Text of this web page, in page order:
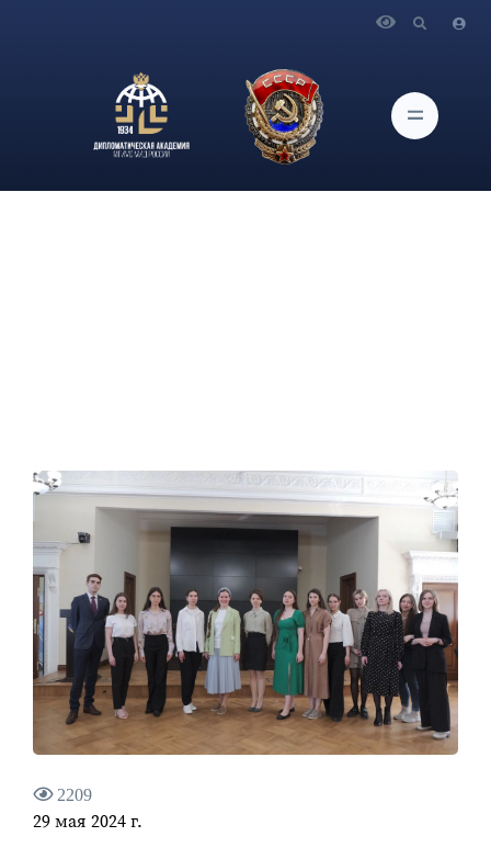
проекта Женского клуба и Клуба наставников СМД на тему:
«Дипломатия с женским лицом. Об особенностях работы
женщин-дипломатов в системе МИД»!
2209
29 мая 2024 г.